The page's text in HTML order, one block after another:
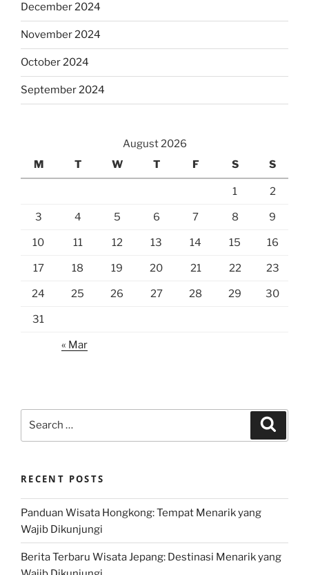
December 2024
November 2024
October 2024
September 2024
August 2026
M
T W T F S S
1 2
3 4 5 6 7 8 9
10 11 12 13 14 15 16
17 18 19 20 21 22 23
24 25 26 27 28 29 30
31
« Mar
RECENT POSTS
Panduan Wisata Hongkong: Tempat Menarik yang
Wajib Dikunjungi
Berita Terbaru Wisata Jepang: Destinasi Menarik yang